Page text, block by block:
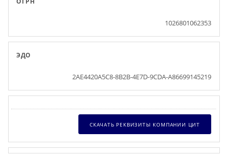
1026801062353
ЭДО
2AE4420A5C8-8B2B-4E7D-9CDA-A86699145219
СКАЧАТЬ РЕКВИЗИТЫ КОМПАНИИ ЦИТ